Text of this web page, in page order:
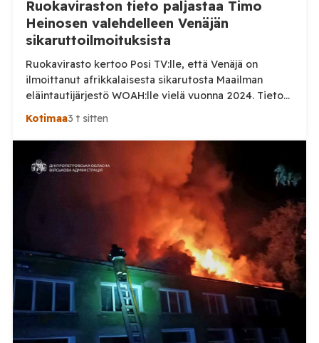
Ruokaviraston tieto paljastaa Timo
Heinosen valehdelleen Venäjän
sikaruttoilmoituksista
Ruokavirasto kertoo Posi TV:lle, että Venäjä on
ilmoittanut afrikkalaisesta sikarutosta Maailman
eläintautijärjestö WOAH:lle vielä vuonna 2024. Tieto
haastaa kokoomuksen kansanedustaja Timo Heinosen
sikaruttoilmoituksista. Suomi on puolestaan
ilmoittanut tuoreesta Virolahden tapauksesta sekä
WOAH:n kautta että suoraan Venäjän
eläinlääkintäviranomaisille. Ruokavirasto kertoi Posi
TV:lle tarkempia tietoja Suomen ensimmäisestä
afrikkalaisen sikaruton tapauksesta sekä
eläintautitietojen vaihdosta […]
Kotimaa3 t sitten